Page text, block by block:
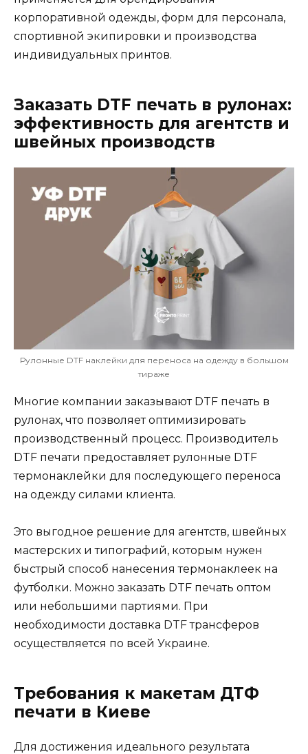
корпоративной одежды, форм для персонала,
спортивной экипировки и производства
индивидуальных принтов.
Заказать DTF печать в рулонах:
эффективность для агентств и
швейных производств
Рулонные DTF наклейки для переноса на одежду в большом
тираже
Многие компании заказывают DTF печать в
рулонах, что позволяет оптимизировать
производственный процесс. Производитель
DTF печати предоставляет рулонные DTF
термонаклейки для последующего переноса
на одежду силами клиента.
Это выгодное решение для агентств, швейных
мастерских и типографий, которым нужен
быстрый способ нанесения термонаклеек на
футболки. Можно заказать DTF печать оптом
или небольшими партиями. При
необходимости доставка DTF трансферов
осуществляется по всей Украине.
Требования к макетам ДТФ
печати в Киеве
Для достижения идеального результата